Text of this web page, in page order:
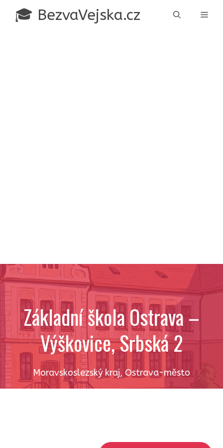
Přeskočit🎓 BezvaVejska.cz
Základní škola Ostrava –
Výškovice, Srbská 2
Moravskoslezský kraj, Ostrava-město